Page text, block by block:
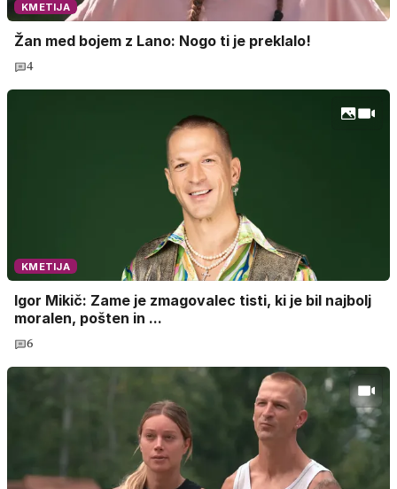
KMETIJA
Žan med bojem z Lano: Nogo ti je preklalo!
4
KMETIJA
Igor Mikič: Zame je zmagovalec tisti, ki je bil najbolj
moralen, pošten in ...
6